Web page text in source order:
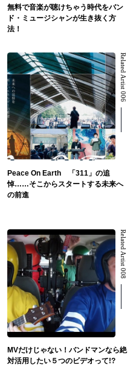
無料で音楽が聴けちゃう時代をバン
ド・ミュージシャンが生き抜く方
法！
Related Artist 006
Peace On Earth 「311」の追
悼……そこからスタートする未来へ
の前進
Related Artist 008
MVだけじゃない！バンドマンなら絶
対活用したい５つのビデオって!?